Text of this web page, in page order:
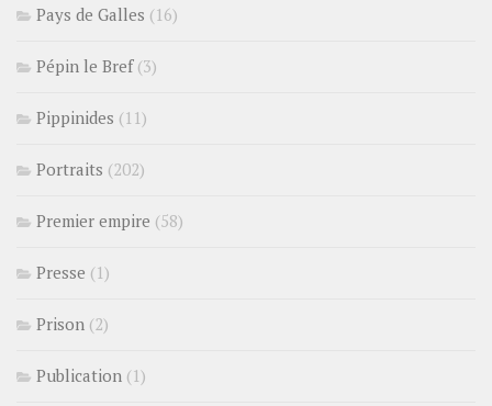
Pays de Galles (16)
Pépin le Bref(3)
Pippinides (11)
Portraits (202)
Premier empire (58)
Presse (1)
Prison (2)
Publication (1)